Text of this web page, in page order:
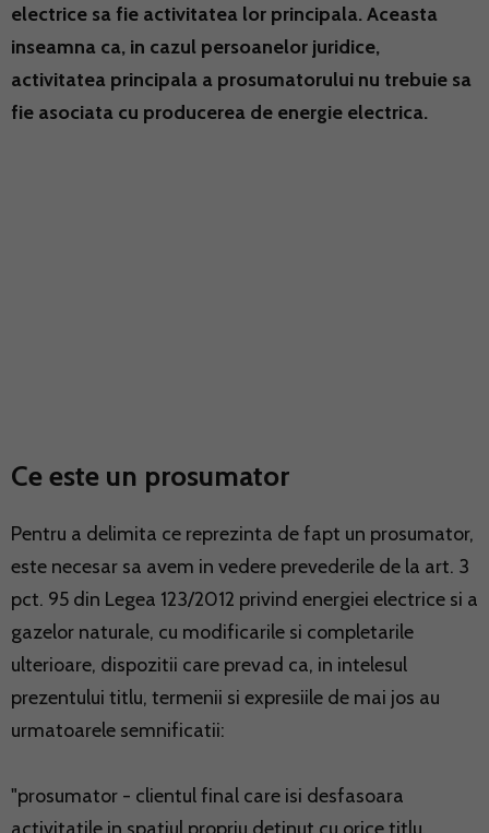
electrice sa fie activitatea lor principala. Aceasta
inseamna ca, in cazul persoanelor juridice,
activitatea principala a prosumatorului nu trebuie sa
fie asociata cu producerea de energie electrica.
Ce este un prosumator
Pentru a delimita ce reprezinta de fapt un prosumator,
este necesar sa avem in vedere prevederile de la art. 3
pct. 95 din Legea 123/2012 privind energiei electrice si a
gazelor naturale, cu modificarile si completarile
ulterioare, dispozitii care prevad ca, in intelesul
prezentului titlu, termenii si expresiile de mai jos au
urmatoarele semnificatii:
"prosumator - clientul final care isi desfasoara
activitatile in spatiul propriu detinut cu orice titlu,